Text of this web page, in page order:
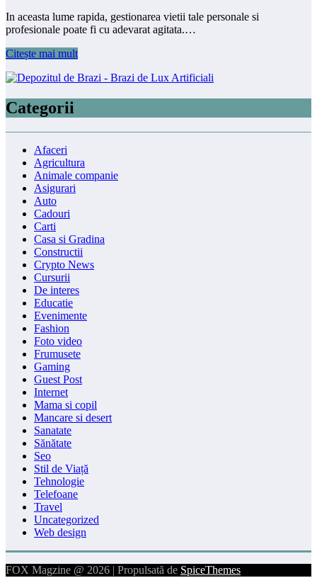
In aceasta lume rapida, gestionarea vietii tale personale si
profesionale poate fi cu adevarat agitata.…
Citește mai mult
Categorii
Afaceri
Agricultura
Animale companie
Asigurari
Auto
Cadouri
Carti
Casa si Gradina
Constructii
Crypto News
Cursurii
De interes
Educatie
Evenimente
Fashion
Foto video
Frumusete
Gaming
Guest Post
Internet
Mama si copil
Mancare si desert
Sanatate
Sănătate
Seo
Stil de Viață
Tehnologie
Telefoane
Travel
Uncategorized
Web design
FOX Magzine @ 2026 | Propulsată de SpiceThemes